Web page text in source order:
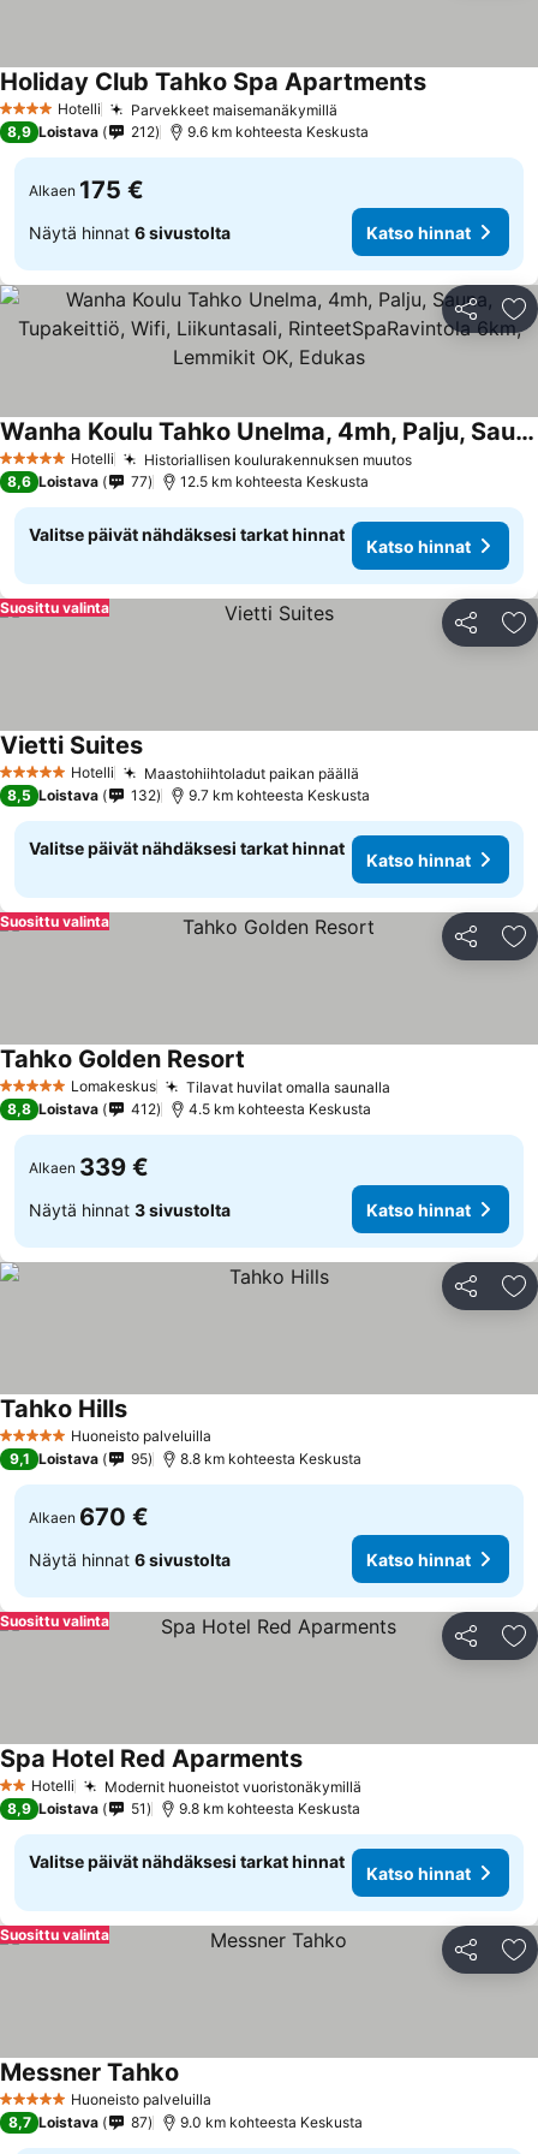
4 Tähtiluokitus
Hotelli Parvekkeet maisemanäkymillä
Holiday Club Tahko Spa ApartmentsKatso hinnat
8,9 Loistava 212 9.6 km kohteesta Keskusta
Alkaen 175 €
Näytä hinnat 6 sivustolta Katso hinnat
Jaa
5 Tähtiluokitus
Hotelli Historiallisen koulurakennuksen muutosKatso hinnat
Wanha Koulu Tahko Unelma, 4mh, Palju, Sauna, Tupakeittiö, Wifi, Liikuntasali, RinteetSpaRavintola 6km, Lemmikit OK, Edukas
Katso hinnat
8,6 Loistava 77 12.5 km kohteesta Keskusta
Valitse päivät nähdäksesi tarkat hinnat
Katso hinnat
Jaa
Suosittu valinta
5 Tähtiluokitus
Hotelli Maastohiihtoladut paikan päällä
Vietti SuitesKatso hinnat
8,5 Loistava 132 9.7 km kohteesta Keskusta
Valitse päivät nähdäksesi tarkat hinnat
Katso hinnat
Jaa
Suosittu valinta
5 TähtiluokitusLomakeskus Tilavat huvilat omalla saunalla
Tahko Golden Resort
8,8 Loistava 412 4.5 km kohteesta Keskusta
Alkaen 339 €
Näytä hinnat 3 sivustolta Katso hinnat
Jaa
5 TähtiluokitusHuoneisto palveluilla
Tahko HillsKatso hinnat
9,1 Loistava 95 8.8 km kohteesta Keskusta
Alkaen 670 €
Näytä hinnat 6 sivustolta Katso hinnat
Jaa
Suosittu valinta
2 Tähtiluokitus
Hotelli Modernit huoneistot vuoristonäkymillä
Spa Hotel Red AparmentsKatso hinnat
8,9 Loistava 51 9.8 km kohteesta Keskusta
Valitse päivät nähdäksesi tarkat hinnat
Katso hinnat
Jaa
Suosittu valinta
5 TähtiluokitusHuoneisto palveluilla
Messner Tahko
8,7 Loistava 87 9.0 km kohteesta Keskusta